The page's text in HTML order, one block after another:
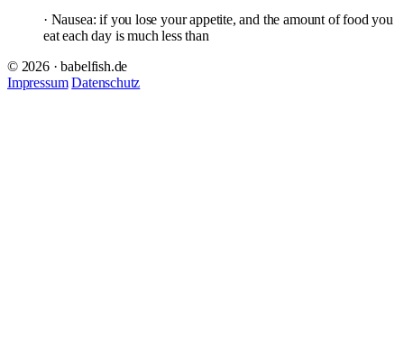
· Nausea: if you lose your appetite, and the amount of food you
eat each day is much less than
© 2026 · babelfish.de
Impressum Datenschutz